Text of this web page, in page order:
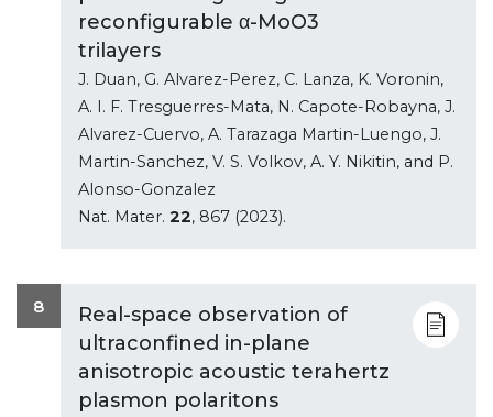
reconfigurable α-MoO3
trilayers
J. Duan, G. Alvarez-Perez, C. Lanza, K. Voronin,
A. I. F. Tresguerres-Mata, N. Capote-Robayna, J.
Alvarez-Cuervo, A. Tarazaga Martin-Luengo, J.
Martin-Sanchez, V. S. Volkov, A. Y. Nikitin, and P.
Alonso-Gonzalez
Nat. Mater. 22, 867 (2023).
8
Real-space observation of
ultraconfined in-plane
anisotropic acoustic terahertz
plasmon polaritons